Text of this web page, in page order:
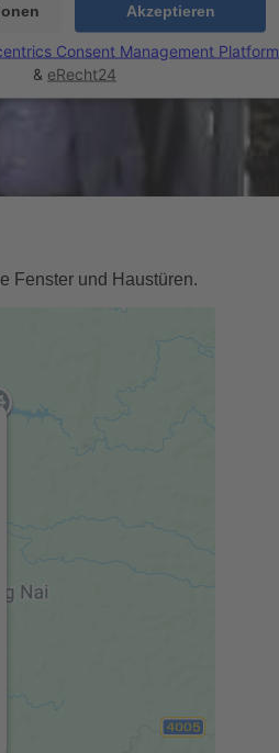
Akzeptieren
Consent Management Platform
& eRecht24
Fenster und Haustüren.